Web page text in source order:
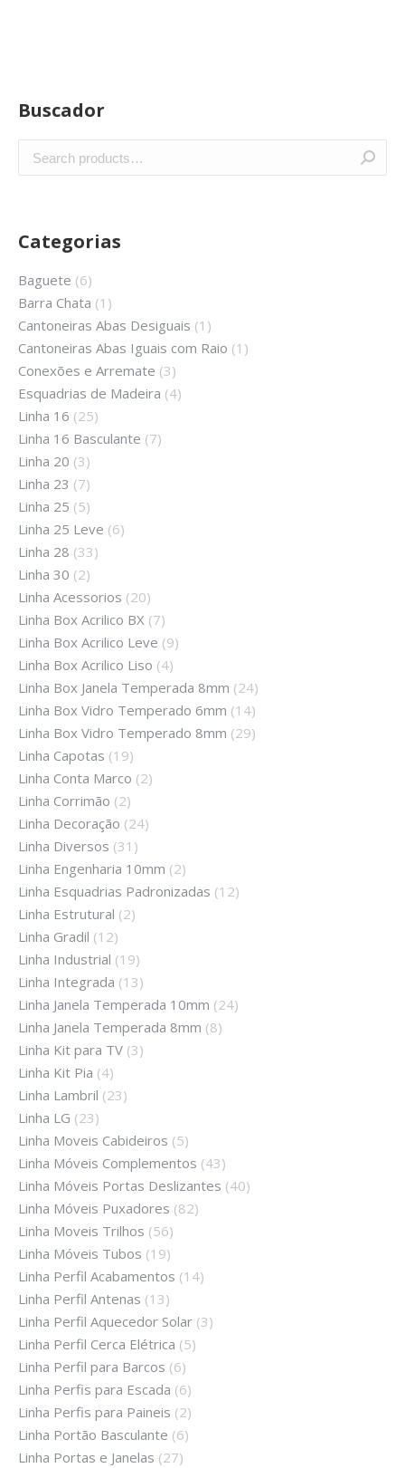
Buscador
Categorias
Baguete (6)
Barra Chata (1)
Cantoneiras Abas Desiguais (1)
Cantoneiras Abas Iguais com Raio (1)
Conexões e Arremate (3)
Esquadrias de Madeira (4)
Linha 16 (25)
Linha 16 Basculante (7)
Linha 20 (3)
Linha 23 (7)
Linha 25 (5)
Linha 25 Leve (6)
Linha 28 (33)
Linha 30 (2)
Linha Acessorios (20)
Linha Box Acrilico BX (7)
Linha Box Acrilico Leve (9)
Linha Box Acrilico Liso (4)
Linha Box Janela Temperada 8mm (24)
Linha Box Vidro Temperado 6mm (14)
Linha Box Vidro Temperado 8mm (29)
Linha Capotas (19)
Linha Conta Marco (2)
Linha Corrimão (2)
Linha Decoração (24)
Linha Diversos (31)
Linha Engenharia 10mm (2)
Linha Esquadrias Padronizadas (12)
Linha Estrutural (2)
Linha Gradil (12)
Linha Industrial (19)
Linha Integrada (13)
Linha Janela Temperada 10mm (24)
Linha Janela Temperada 8mm (8)
Linha Kit para TV (3)
Linha Kit Pia (4)
Linha Lambril (23)
Linha LG (23)
Linha Moveis Cabideiros (5)
Linha Móveis Complementos (43)
Linha Móveis Portas Deslizantes (40)
Linha Móveis Puxadores (82)
Linha Moveis Trilhos (56)
Linha Móveis Tubos (19)
Linha Perfil Acabamentos (14)
Linha Perfil Antenas (13)
Linha Perfil Aquecedor Solar (3)
Linha Perfil Cerca Elétrica (5)
Linha Perfil para Barcos (6)
Linha Perfis para Escada (6)
Linha Perfis para Paineis (2)
Linha Portão Basculante (6)
Linha Portas e Janelas (27)